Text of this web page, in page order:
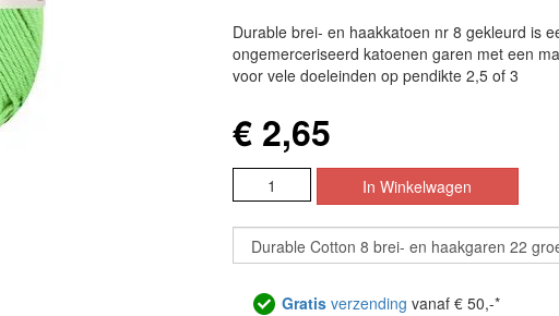
Durable brei- en haakkatoen nr 8 gekleurd is
ongemerceriseerd katoenen garen met een
voor vele doeleinden op pendikte 2,5 of 3
€ 2,65
Gratisverzending vanaf € 50,-*